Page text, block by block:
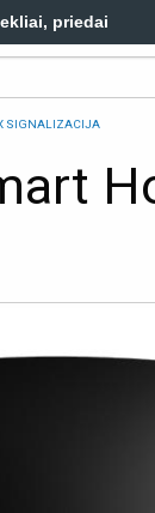
priedai
SIGNALIZACIJA